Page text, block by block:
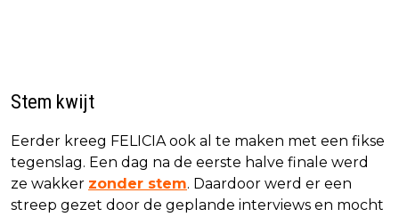
Stem kwijt
Eerder kreeg FELICIA ook al te maken met een fikse
tegenslag. Een dag na de eerste halve finale werd
ze wakker zonder stem. Daardoor werd er een
streep gezet door de geplande interviews en mocht